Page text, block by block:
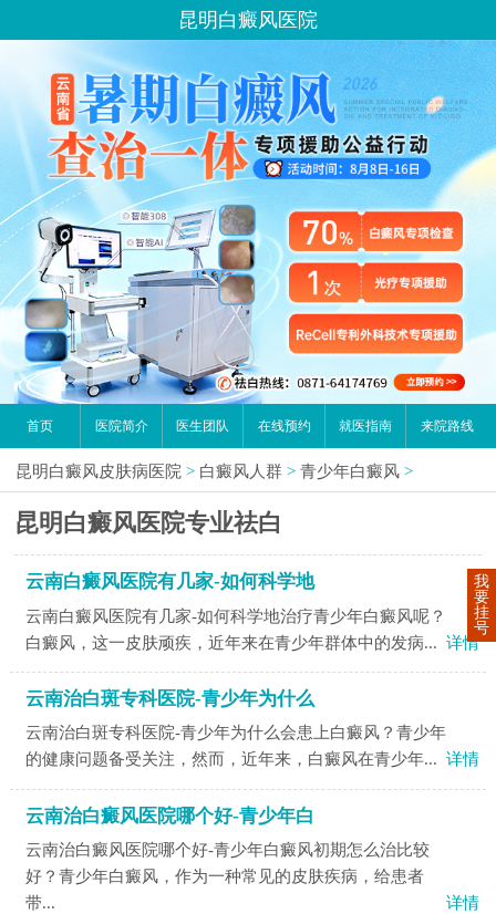
昆明白癜风医院
首页 医院简介 医生团队 在线预约 就医指南 来院路线
昆明白癜风皮肤病医院 > 白癜风人群 > 青少年白癜风 >
昆明白癜风医院专业祛白
云南白癜风医院有几家-如何科学地
云南白癜风医院有几家-如何科学地治疗青少年白癜风呢？
白癜风，这一皮肤顽疾，近年来在青少年群体中的发病... 详情
云南治白斑专科医院-青少年为什么
云南治白斑专科医院-青少年为什么会患上白癜风？青少年
的健康问题备受关注，然而，近年来，白癜风在青少年... 详情
云南治白癜风医院哪个好-青少年白
云南治白癜风医院哪个好-青少年白癜风初期怎么治比较
好？青少年白癜风，作为一种常见的皮肤疾病，给患者
带...
详情
我
要
挂
号